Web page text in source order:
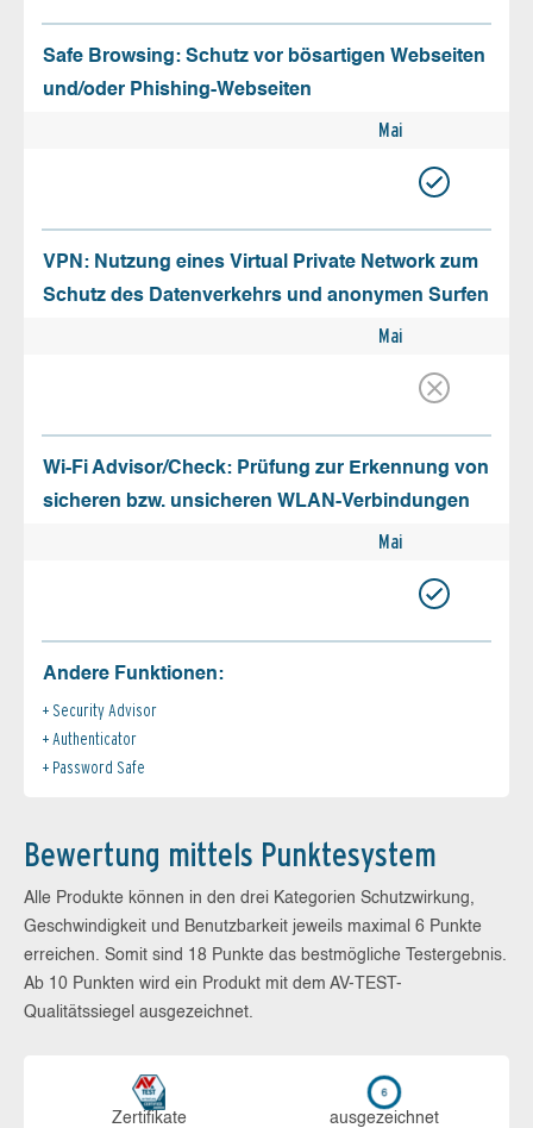
Safe Browsing: Schutz vor bösartigen Webseiten
und/oder Phishing-Webseiten
Mai
VPN: Nutzung eines Virtual Private Network zum
Schutz des Datenverkehrs und anonymen Surfen
Mai
Wi-Fi Advisor/Check: Prüfung zur Erkennung von
sicheren bzw. unsicheren WLAN-Verbindungen
Mai
Andere Funktionen:
Security Advisor
Authenticator
Password Safe
Bewertung mittels Punktesystem
Alle Produkte können in den drei Kategorien Schutzwirkung,
Geschwindigkeit und Benutzbarkeit jeweils maximal 6 Punkte
erreichen. Somit sind 18 Punkte das bestmögliche Testergebnis.
Ab 10 Punkten wird ein Produkt mit dem AV-TEST-
Qualitätssiegel ausgezeichnet.
Zerti­fikate aus­ge­zeich­net